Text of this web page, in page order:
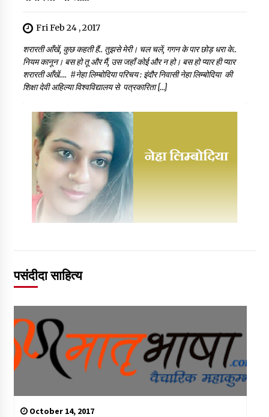
Fri Feb 24 , 2017
शरारती आँखें, कुछ कहती हैं.. तुझसे मेरी। चल चलें, गगन के पार छोड़ धरा के..
नियम कानून। बस हो तू और मैं, उस जहाँ कोई और न हो। बस हो प्यार ही प्यार
शरारती आँखें…. #नेहा लिम्बोदिया परिचय : इंदौर निवासी नेहा लिम्बोदिया की
शिक्षा देवी अहिल्या विश्वविद्यालय से पत्रकारिता […]
पसंदीदा साहित्य
October 14, 2017